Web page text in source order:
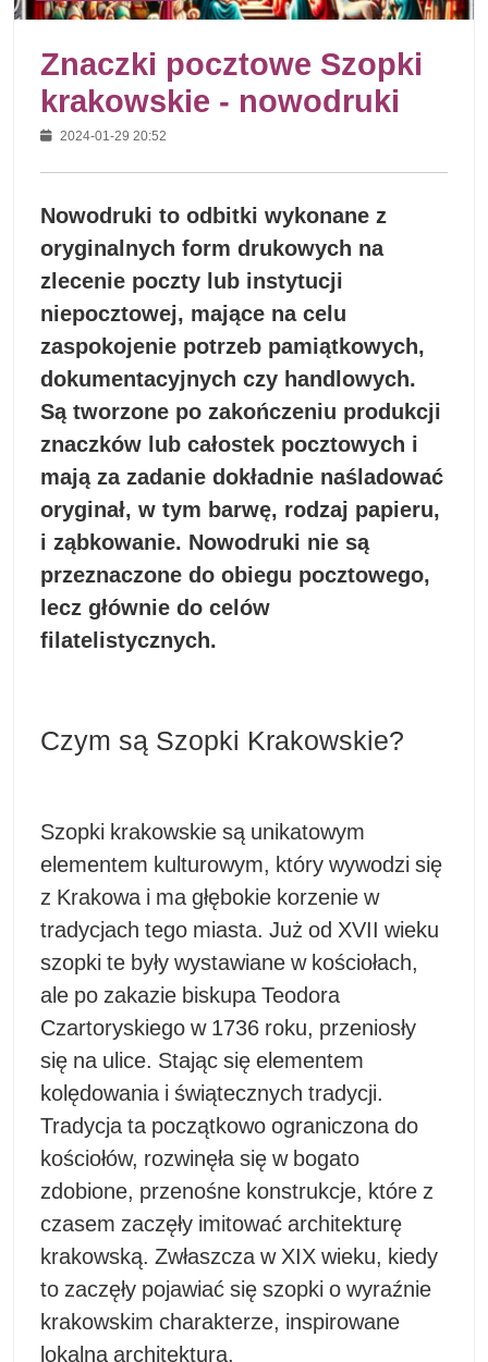
Znaczki pocztowe Szopki
krakowskie - nowodruki
2024-01-29 20:52
Nowodruki to odbitki wykonane z
oryginalnych form drukowych na
zlecenie poczty lub instytucji
niepocztowej, mające na celu
zaspokojenie potrzeb pamiątkowych,
dokumentacyjnych czy handlowych.
Są tworzone po zakończeniu produkcji
znaczków lub całostek pocztowych i
mają za zadanie dokładnie naśladować
oryginał, w tym barwę, rodzaj papieru,
i ząbkowanie. Nowodruki nie są
przeznaczone do obiegu pocztowego,
lecz głównie do celów
filatelistycznych.
Czym są Szopki Krakowskie?
Szopki krakowskie są unikatowym
elementem kulturowym, który wywodzi się
z Krakowa i ma głębokie korzenie w
tradycjach tego miasta. Już od XVII wieku
szopki te były wystawiane w kościołach,
ale po zakazie biskupa Teodora
Czartoryskiego w 1736 roku, przeniosły
się na ulice. Stając się elementem
kolędowania i świątecznych tradycji.
Tradycja ta początkowo ograniczona do
kościołów, rozwinęła się w bogato
zdobione, przenośne konstrukcje, które z
czasem zaczęły imitować architekturę
krakowską. Zwłaszcza w XIX wieku, kiedy
to zaczęły pojawiać się szopki o wyraźnie
krakowskim charakterze, inspirowane
lokalną architekturą.